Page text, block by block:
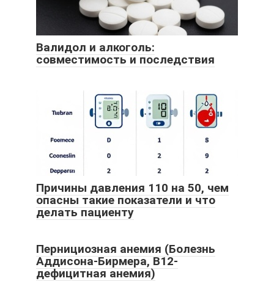
Валидол и алкоголь:
совместимость и последствия
Причины давления 110 на 50, чем
опасны такие показатели и что
делать пациенту
Пернициозная анемия (Болезнь
Аддисона-Бирмера, В12-
дефицитная анемия)